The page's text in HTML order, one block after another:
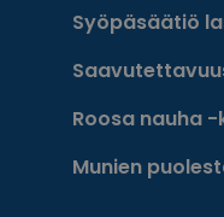
Syöpäsäätiö
Roosa nauha
Munien